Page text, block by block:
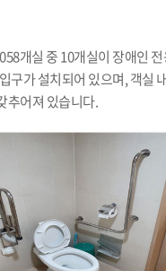
개실 중 10개실이 장애인
구가 설치되어 있으며, 객실
추어져 있습니다.